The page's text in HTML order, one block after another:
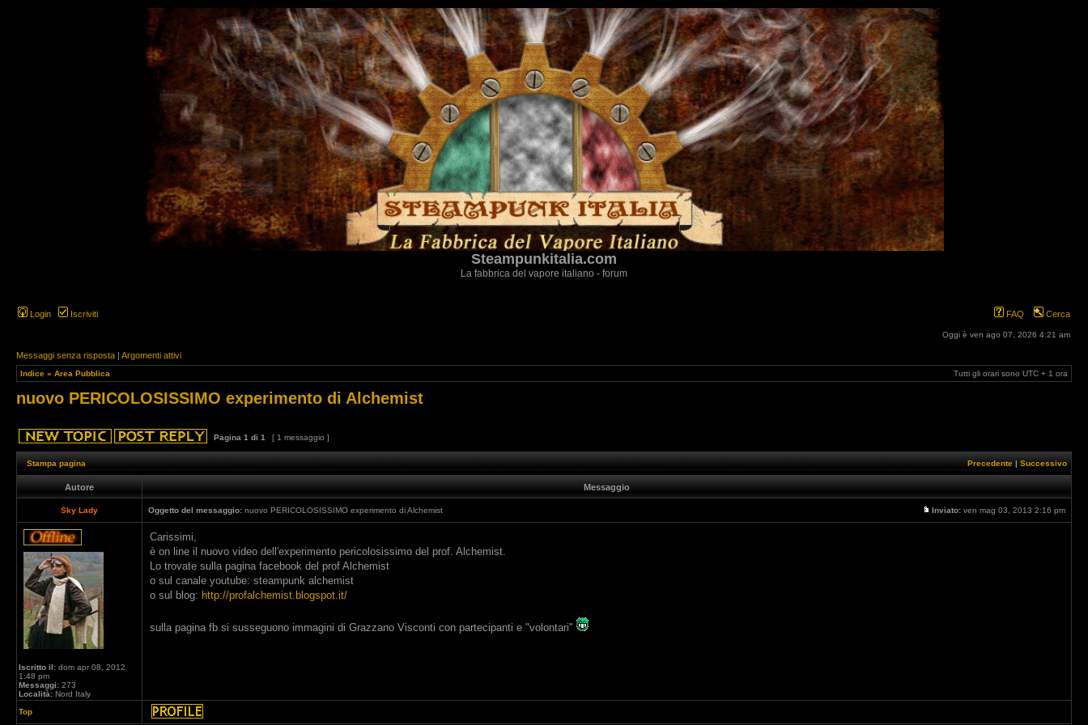
Steampunkitalia.com
La fabbrica del vapore italiano - forum
Login Iscriviti FAQ Cerca
Oggi è ven ago 07, 2026 4:21 am
Messaggi senza risposta | Argomenti attivi
Indice » Area Pubblica Tutti gli orari sono UTC + 1 ora
nuovo PERICOLOSISSIMO experimento di Alchemist
Pagina 1 di 1 [ 1 messaggio ]
Stampa pagina Precedente | Successivo
Autore Messaggio
Sky Lady Oggetto del messaggio: nuovo PERICOLOSISSIMO experimento di Alchemist Inviato: ven mag 03, 2013 2:16 pm
Iscritto il: dom apr 08, 2012
1:48 pm
Messaggi: 273
Località: Nord Italy
Carissimi,
è on line il nuovo video dell'experimento pericolosissimo del prof. Alchemist.
Lo trovate sulla pagina facebook del prof Alchemist
o sul canale youtube: steampunk alchemist
o sul blog: http://profalchemist.blogspot.it/
sulla pagina fb si susseguono immagini di Grazzano Visconti con partecipanti e "volontari"
Top